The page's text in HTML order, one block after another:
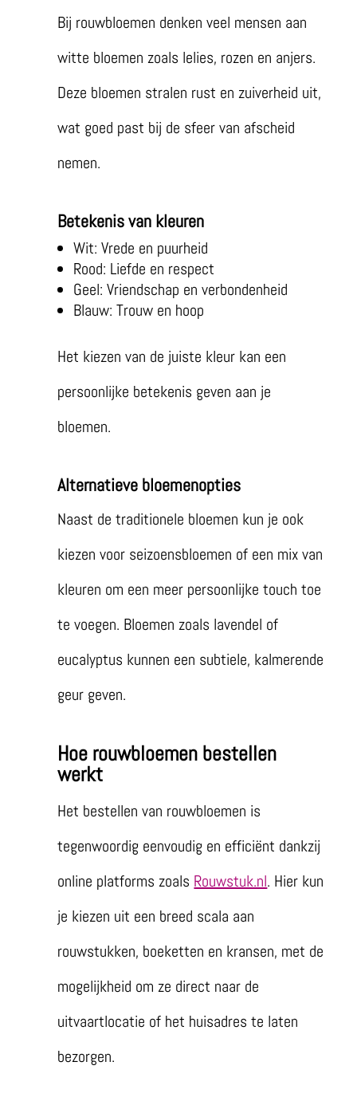
Bij rouwbloemen denken veel mensen aan
witte bloemen zoals lelies, rozen en anjers.
Deze bloemen stralen rust en zuiverheid uit,
wat goed past bij de sfeer van afscheid
nemen.
Betekenis van kleuren
Wit: Vrede en puurheid
Rood: Liefde en respect
Geel: Vriendschap en verbondenheid
Blauw: Trouw en hoop
Het kiezen van de juiste kleur kan een
persoonlijke betekenis geven aan je
bloemen.
Alternatieve bloemenopties
Naast de traditionele bloemen kun je ook
kiezen voor seizoensbloemen of een mix van
kleuren om een meer persoonlijke touch toe
te voegen. Bloemen zoals lavendel of
eucalyptus kunnen een subtiele, kalmerende
geur geven.
Hoe rouwbloemen bestellen
werkt
Het bestellen van rouwbloemen is
tegenwoordig eenvoudig en efficiënt dankzij
online platforms zoals Rouwstuk.nl. Hier kun
je kiezen uit een breed scala aan
rouwstukken, boeketten en kransen, met de
mogelijkheid om ze direct naar de
uitvaartlocatie of het huisadres te laten
bezorgen.